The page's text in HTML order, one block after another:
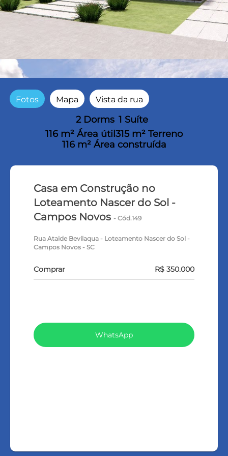
Fotos Mapa Vista da rua
2 Dorms 1 Suíte
116 m² Área útil 315 m² Terreno
116 m² Área construída
Casa em Construção no
Loteamento Nascer do Sol -
Campos Novos - Cód.149
Rua Ataide Bevilaqua - Loteamento Nascer do Sol -
Campos Novos - SC
Comprar R$ 350.000
WhatsApp